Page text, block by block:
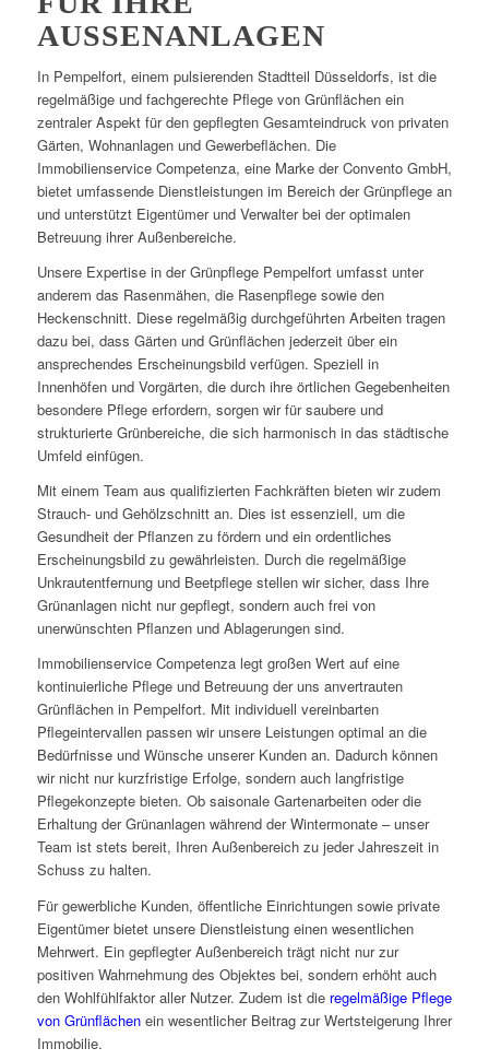
AUSSENANLAGEN
In Pempelfort, einem pulsierenden Stadtteil Düsseldorfs, ist die
regelmäßige und fachgerechte Pflege von Grünflächen ein
zentraler Aspekt für den gepflegten Gesamteindruck von privaten
Gärten, Wohnanlagen und Gewerbeflächen. Die
Immobilienservice Competenza, eine Marke der Convento GmbH,
bietet umfassende Dienstleistungen im Bereich der Grünpflege an
und unterstützt Eigentümer und Verwalter bei der optimalen
Betreuung ihrer Außenbereiche.
Unsere Expertise in der Grünpflege Pempelfort umfasst unter
anderem das Rasenmähen, die Rasenpflege sowie den
Heckenschnitt. Diese regelmäßig durchgeführten Arbeiten tragen
dazu bei, dass Gärten und Grünflächen jederzeit über ein
ansprechendes Erscheinungsbild verfügen. Speziell in
Innenhöfen und Vorgärten, die durch ihre örtlichen Gegebenheiten
besondere Pflege erfordern, sorgen wir für saubere und
strukturierte Grünbereiche, die sich harmonisch in das städtische
Umfeld einfügen.
Mit einem Team aus qualifizierten Fachkräften bieten wir zudem
Strauch- und Gehölzschnitt an. Dies ist essenziell, um die
Gesundheit der Pflanzen zu fördern und ein ordentliches
Erscheinungsbild zu gewährleisten. Durch die regelmäßige
Unkrautentfernung und Beetpflege stellen wir sicher, dass Ihre
Grünanlagen nicht nur gepflegt, sondern auch frei von
unerwünschten Pflanzen und Ablagerungen sind.
Immobilienservice Competenza legt großen Wert auf eine
kontinuierliche Pflege und Betreuung der uns anvertrauten
Grünflächen in Pempelfort. Mit individuell vereinbarten
Pflegeintervallen passen wir unsere Leistungen optimal an die
Bedürfnisse und Wünsche unserer Kunden an. Dadurch können
wir nicht nur kurzfristige Erfolge, sondern auch langfristige
Pflegekonzepte bieten. Ob saisonale Gartenarbeiten oder die
Erhaltung der Grünanlagen während der Wintermonate – unser
Team ist stets bereit, Ihren Außenbereich zu jeder Jahreszeit in
Schuss zu halten.
Für gewerbliche Kunden, öffentliche Einrichtungen sowie private
Eigentümer bietet unsere Dienstleistung einen wesentlichen
Mehrwert. Ein gepflegter Außenbereich trägt nicht nur zur
positiven Wahrnehmung des Objektes bei, sondern erhöht auch
den Wohlfühlfaktor aller Nutzer. Zudem ist die regelmäßige Pflege
von Grünflächenein wesentlicher Beitrag zur Wertsteigerung Ihrer
Immobilie.